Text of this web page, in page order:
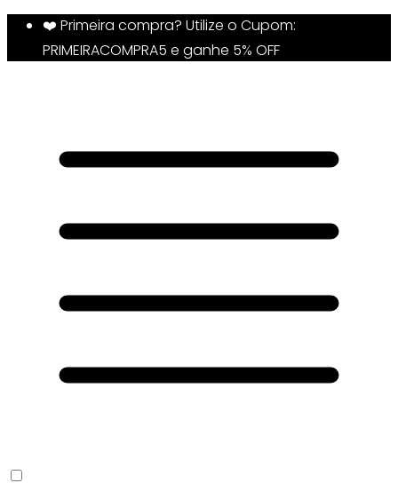
❤️ Primeira compra? Utilize o Cupom:
PRIMEIRACOMPRA5 e ganhe 5% OFF